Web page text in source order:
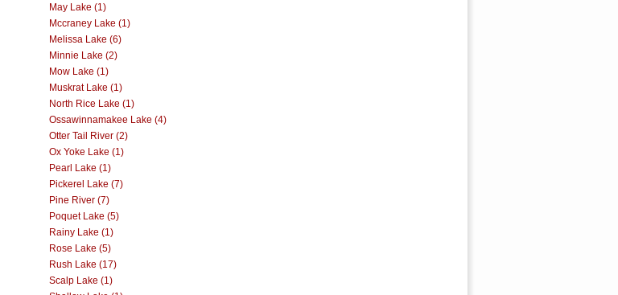
May Lake (1)
Mccraney Lake (1)
Melissa Lake (6)
Minnie Lake (2)
Mow Lake (1)
Muskrat Lake (1)
North Rice Lake (1)
Ossawinnamakee Lake (4)
Otter Tail River (2)
Ox Yoke Lake (1)
Pearl Lake (1)
Pickerel Lake (7)
Pine River (7)
Poquet Lake (5)
Rainy Lake (1)
Rose Lake (5)
Rush Lake (17)
Scalp Lake (1)